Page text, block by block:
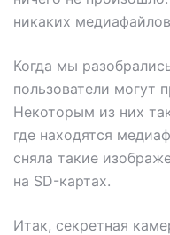
никаких
Когда мы
пользователи могут
Некоторым из них
где находятся
сняла такие
на SD-картах.
Итак, секретная